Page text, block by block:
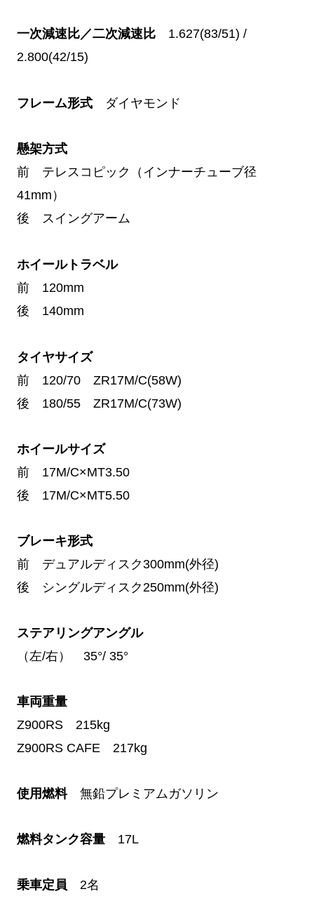
一次減速比／二次減速比 1.627(83/51) /
2.800(42/15)
フレーム形式 ダイヤモンド
懸架方式
前 テレスコピック（インナーチューブ径
41mm）
後 スイングアーム
ホイールトラベル
前 120mm
後 140mm
タイヤサイズ
前 120/70 ZR17M/C(58W)
後 180/55 ZR17M/C(73W)
ホイールサイズ
前 17M/C×MT3.50
後 17M/C×MT5.50
ブレーキ形式
前 デュアルディスク300mm(外径)
後 シングルディスク250mm(外径)
ステアリングアングル
（左/右） 35°/ 35°
車両重量
Z900RS 215kg
Z900RS CAFE 217kg
使用燃料無鉛プレミアムガソリン
燃料タンク容量 17L
乗車定員 2名